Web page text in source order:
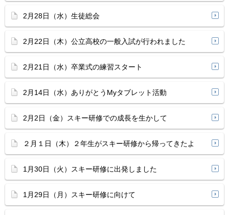
2月28日（水）生徒総会
2月22日（木）公立高校の一般入試が行われました
2月21日（水）卒業式の練習スタート
2月14日（水）ありがとうMyタブレット活動
2月2日（金）スキー研修での成長を生かして
２月１日（木）２年生がスキー研修から帰ってきたよ
1月30日（火）スキー研修に出発しました
1月29日（月）スキー研修に向けて